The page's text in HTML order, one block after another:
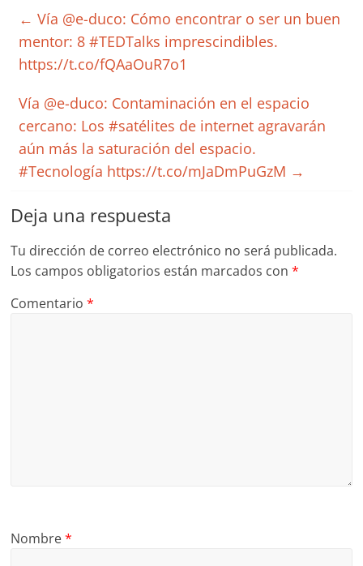
← Vía @e-duco: Cómo encontrar o ser un buen
mentor: 8 #TEDTalks imprescindibles.
https://t.co/fQAaOuR7o1
Vía @e-duco: Contaminación en el espacio
cercano: Los #satélites de internet agravarán
aún más la saturación del espacio.
#Tecnología https://t.co/mJaDmPuGzM →
Deja una respuesta
Tu dirección de correo electrónico no será publicada.
Los campos obligatorios están marcados con*
Comentario*
Nombre*